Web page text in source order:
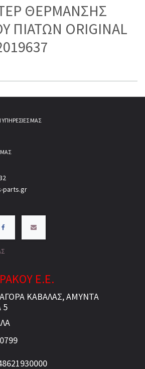
ΘΕΡΜΑΝΣΗΣ
ΠΙΑΤΩΝ ORIGINAL
ΜΑΣ
ΜΑΣ
parts.gr
Ε.Ε.
ΚΑΒΑΛΑΣ, ΑΜΥΝΤΑ
5